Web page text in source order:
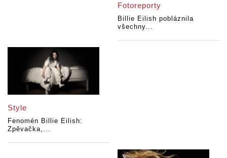
Fotoreporty
Billie Eilish pobláznila
všechny...
Style
Fenomén Billie Eilish:
Zpěvačka,...